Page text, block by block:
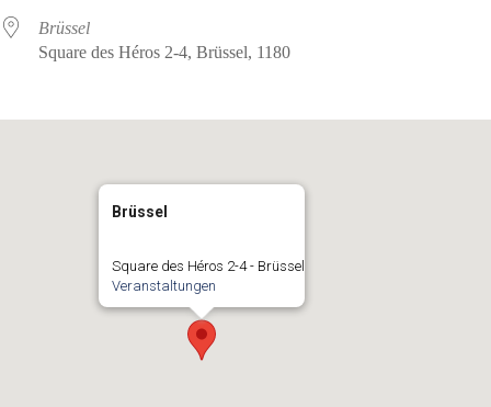
Brüssel
Square des Héros 2-4, Brüssel, 1180
Brüssel
Square des Héros 2-4 - Brüssel
Veranstaltungen